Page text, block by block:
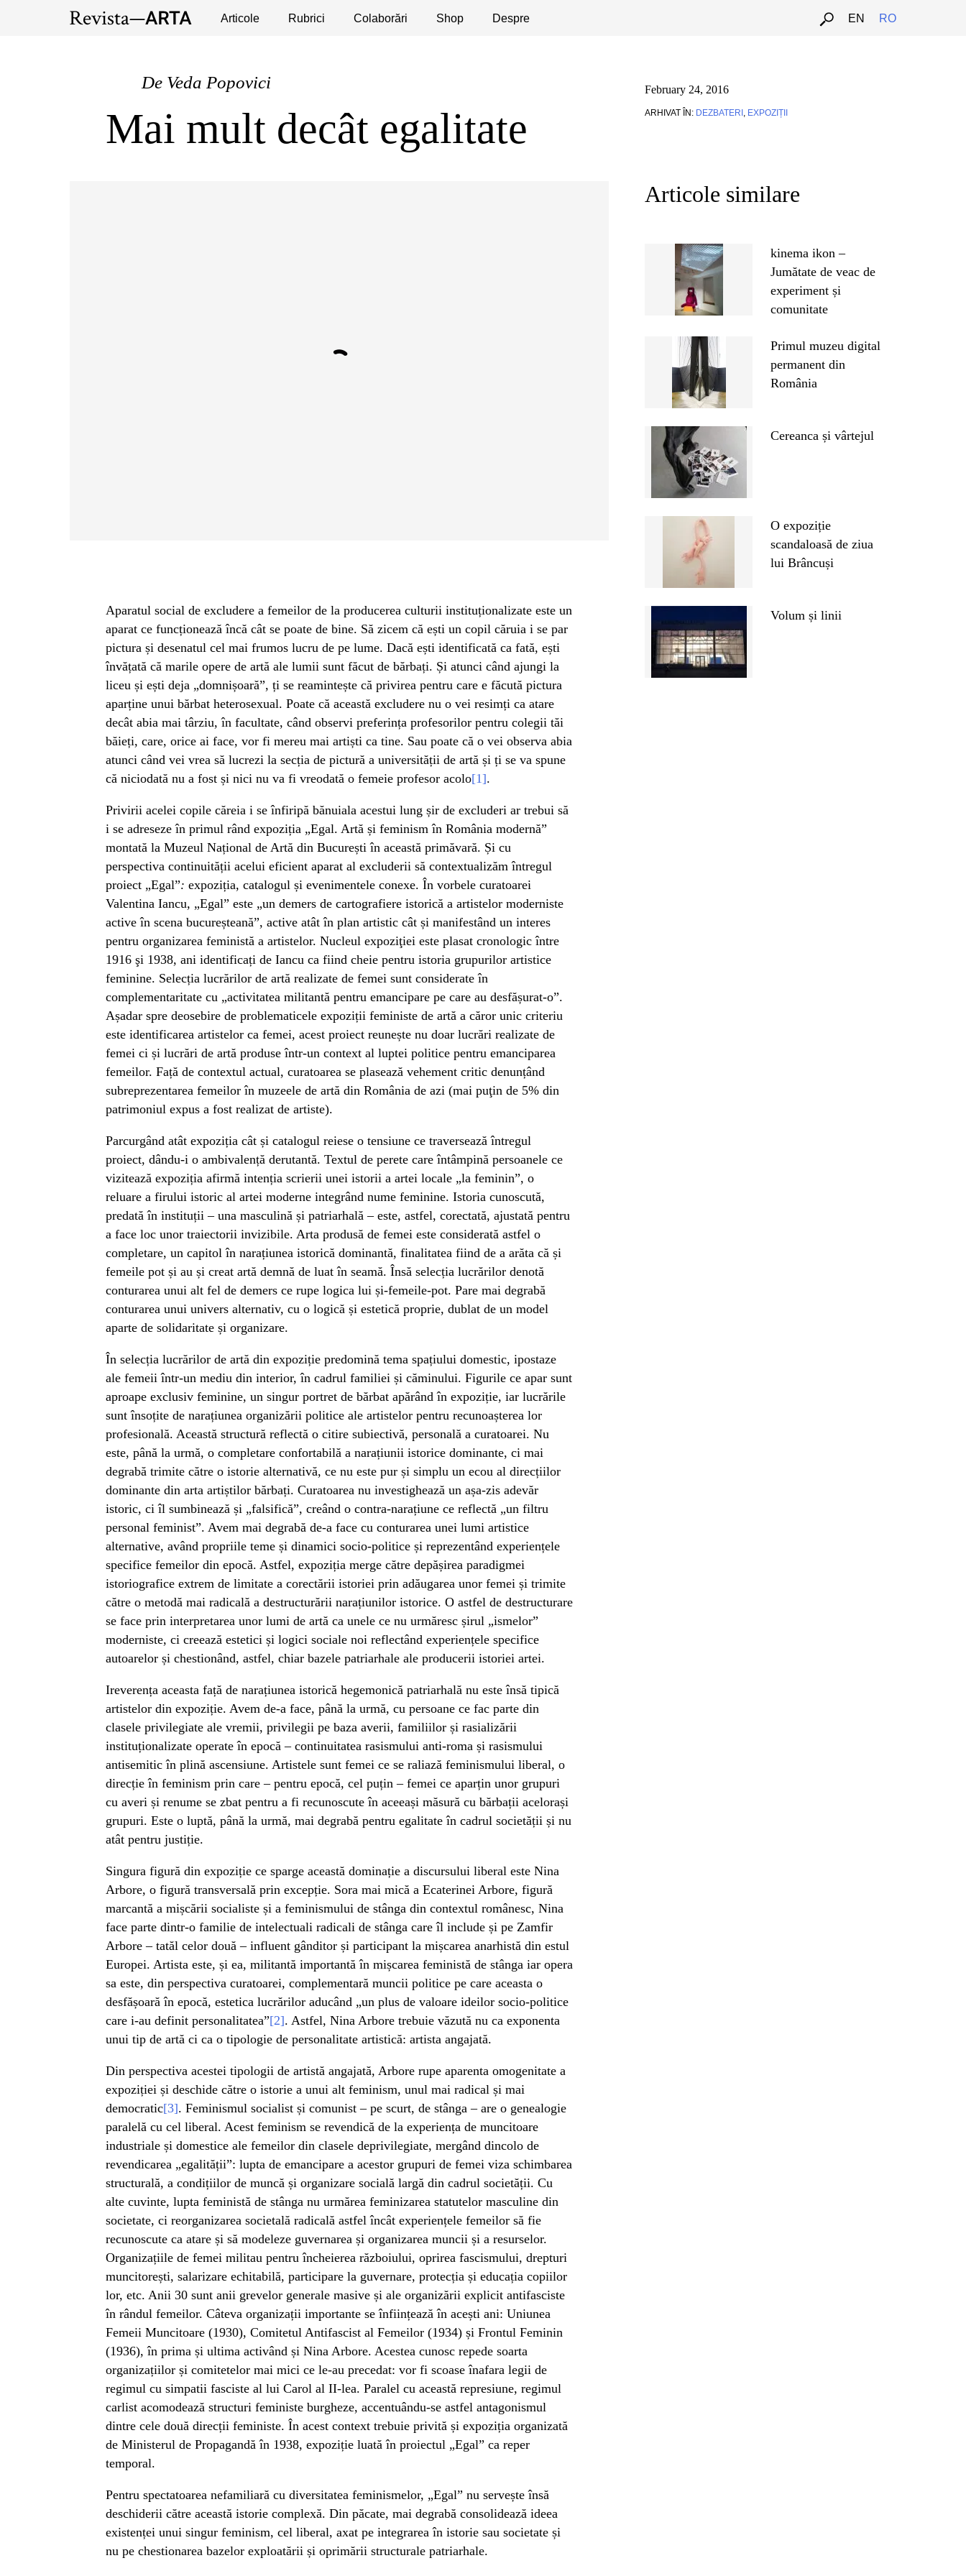
Articole Rubrici Colaborări Shop Despre EN RO
Expoziții Evenimente Interviuri Publicaţii Dezbateri Apeluri
De Veda Popovici
Mai mult decât egalitate
February 24, 2016
ARHIVAT ÎN: DEZBATERI , EXPOZIȚII
Aparatul social de excludere a femeilor de la producerea culturii instituționalizate este un
aparat ce funcționează încă cât se poate de bine. Să zicem că ești un copil căruia i se par
pictura și desenatul cel mai frumos lucru de pe lume. Dacă ești identificată ca fată, ești
învățată că marile opere de artă ale lumii sunt făcut de bărbați. Și atunci când ajungi la
liceu și ești deja „domnișoară”, ți se reamintește că privirea pentru care e făcută pictura
aparține unui bărbat heterosexual. Poate că această excludere nu o vei resimți ca atare
decât abia mai târziu, în facultate, când observi preferința profesorilor pentru colegii tăi
băieți, care, orice ai face, vor fi mereu mai artiști ca tine. Sau poate că o vei observa abia
atunci când vei vrea să lucrezi la secția de pictură a universității de artă și ți se va spune
că niciodată nu a fost și nici nu va fi vreodată o femeie profesor acolo[1].
Privirii acelei copile căreia i se înfiripă bănuiala acestui lung șir de excluderi ar trebui să
i se adreseze în primul rând expoziția „Egal. Artă și feminism în România modernă”
montată la Muzeul Național de Artă din București în această primăvară. Și cu
perspectiva continuității acelui eficient aparat al excluderii să contextualizăm întregul
proiect „Egal”: expoziția, catalogul și evenimentele conexe. În vorbele curatoarei
Valentina Iancu, „Egal” este „un demers de cartografiere istorică a artistelor moderniste
active în scena bucureșteană”, active atât în plan artistic cât și manifestând un interes
pentru organizarea feministă a artistelor. Nucleul expoziţiei este plasat cronologic între
1916 şi 1938, ani identificați de Iancu ca fiind cheie pentru istoria grupurilor artistice
feminine. Selecția lucrărilor de artă realizate de femei sunt considerate în
complementaritate cu „activitatea militantă pentru emancipare pe care au desfășurat-o”.
Așadar spre deosebire de problematicele expoziții feministe de artă a căror unic criteriu
este identificarea artistelor ca femei, acest proiect reunește nu doar lucrări realizate de
femei ci și lucrări de artă produse într-un context al luptei politice pentru emanciparea
femeilor. Față de contextul actual, curatoarea se plasează vehement critic denunțând
subreprezentarea femeilor în muzeele de artă din România de azi (mai puţin de 5% din
patrimoniul expus a fost realizat de artiste).
Parcurgând atât expoziția cât și catalogul reiese o tensiune ce traversează întregul
proiect, dându-i o ambivalență derutantă. Textul de perete care întâmpină persoanele ce
vizitează expoziția afirmă intenția scrierii unei istorii a artei locale „la feminin”, o
reluare a firului istoric al artei moderne integrând nume feminine. Istoria cunoscută,
predată în instituții – una masculină și patriarhală – este, astfel, corectată, ajustată pentru
a face loc unor traiectorii invizibile. Arta produsă de femei este considerată astfel o
completare, un capitol în narațiunea istorică dominantă, finalitatea fiind de a arăta că și
femeile pot și au și creat artă demnă de luat în seamă. Însă selecția lucrărilor denotă
conturarea unui alt fel de demers ce rupe logica lui și-femeile-pot. Pare mai degrabă
conturarea unui univers alternativ, cu o logică și estetică proprie, dublat de un model
aparte de solidaritate și organizare.
În selecția lucrărilor de artă din expoziție predomină tema spațiului domestic, ipostaze
ale femeii într-un mediu din interior, în cadrul familiei și căminului. Figurile ce apar sunt
aproape exclusiv feminine, un singur portret de bărbat apărând în expoziție, iar lucrările
sunt însoțite de narațiunea organizării politice ale artistelor pentru recunoașterea lor
profesională. Această structură reflectă o citire subiectivă, personală a curatoarei. Nu
este, până la urmă, o completare confortabilă a narațiunii istorice dominante, ci mai
degrabă trimite către o istorie alternativă, ce nu este pur și simplu un ecou al direcțiilor
dominante din arta artiștilor bărbați. Curatoarea nu investighează un așa-zis adevăr
istoric, ci îl sumbinează și „falsifică”, creând o contra-narațiune ce reflectă „un filtru
personal feminist”. Avem mai degrabă de-a face cu conturarea unei lumi artistice
alternative, având propriile teme și dinamici socio-politice și reprezentând experiențele
specifice femeilor din epocă. Astfel, expoziția merge către depășirea paradigmei
istoriografice extrem de limitate a corectării istoriei prin adăugarea unor femei și trimite
către o metodă mai radicală a destructurării narațiunilor istorice. O astfel de destructurare
se face prin interpretarea unor lumi de artă ca unele ce nu urmăresc șirul „ismelor”
moderniste, ci creează estetici și logici sociale noi reflectând experiențele specifice
autoarelor și chestionând, astfel, chiar bazele patriarhale ale producerii istoriei artei.
Ireverența aceasta față de narațiunea istorică hegemonică patriarhală nu este însă tipică
artistelor din expoziție. Avem de-a face, până la urmă, cu persoane ce fac parte din
clasele privilegiate ale vremii, privilegii pe baza averii, familiilor și rasializării
instituționalizate operate în epocă – continuitatea rasismului anti-roma și rasismului
antisemitic în plină ascensiune. Artistele sunt femei ce se raliază feminismului liberal, o
direcție în feminism prin care – pentru epocă, cel puțin – femei ce aparțin unor grupuri
cu averi și renume se zbat pentru a fi recunoscute în aceeași măsură cu bărbații acelorași
grupuri. Este o luptă, până la urmă, mai degrabă pentru egalitate în cadrul societății și nu
atât pentru justiție.
Singura figură din expoziție ce sparge această dominație a discursului liberal este Nina
Arbore, o figură transversală prin excepție. Sora mai mică a Ecaterinei Arbore, figură
marcantă a mișcării socialiste și a feminismului de stânga din contextul românesc, Nina
face parte dintr-o familie de intelectuali radicali de stânga care îl include și pe Zamfir
Arbore – tatăl celor două – influent gânditor și participant la mișcarea anarhistă din estul
Europei. Artista este, și ea, militantă importantă în mișcarea feministă de stânga iar opera
sa este, din perspectiva curatoarei, complementară muncii politice pe care aceasta o
desfășoară în epocă, estetica lucrărilor aducând „un plus de valoare ideilor socio-politice
care i-au definit personalitatea”[2]. Astfel, Nina Arbore trebuie văzută nu ca exponenta
unui tip de artă ci ca o tipologie de personalitate artistică: artista angajată.
Din perspectiva acestei tipologii de artistă angajată, Arbore rupe aparenta omogenitate a
expoziției și deschide către o istorie a unui alt feminism, unul mai radical și mai
democratic[3]. Feminismul socialist și comunist – pe scurt, de stânga – are o genealogie
paralelă cu cel liberal. Acest feminism se revendică de la experiența de muncitoare
industriale și domestice ale femeilor din clasele deprivilegiate, mergând dincolo de
revendicarea „egalității”: lupta de emancipare a acestor grupuri de femei viza schimbarea
structurală, a condițiilor de muncă și organizare socială largă din cadrul societății. Cu
alte cuvinte, lupta feministă de stânga nu urmărea feminizarea statutelor masculine din
societate, ci reorganizarea societală radicală astfel încât experiențele femeilor să fie
recunoscute ca atare și să modeleze guvernarea și organizarea muncii și a resurselor.
Organizațiile de femei militau pentru încheierea războiului, oprirea fascismului, drepturi
muncitorești, salarizare echitabilă, participare la guvernare, protecția și educația copiilor
lor, etc. Anii 30 sunt anii grevelor generale masive și ale organizării explicit antifasciste
în rândul femeilor. Câteva organizații importante se înființează în acești ani: Uniunea
Femeii Muncitoare (1930), Comitetul Antifascist al Femeilor (1934) și Frontul Feminin
(1936), în prima și ultima activând și Nina Arbore. Acestea cunosc repede soarta
organizațiilor și comitetelor mai mici ce le-au precedat: vor fi scoase înafara legii de
regimul cu simpatii fasciste al lui Carol al II-lea. Paralel cu această represiune, regimul
carlist acomodează structuri feministe burgheze, accentuându-se astfel antagonismul
dintre cele două direcții feministe. În acest context trebuie privită și expoziția organizată
de Ministerul de Propagandă în 1938, expoziție luată în proiectul „Egal” ca reper
temporal.
Pentru spectatoarea nefamiliară cu diversitatea feminismelor, „Egal” nu servește însă
deschiderii către această istorie complexă. Din păcate, mai degrabă consolidează ideea
existenței unui singur feminism, cel liberal, axat pe integrarea în istorie sau societate și
nu pe chestionarea bazelor exploatării și oprimării structurale patriarhale.
Articole similare
kinema ikon –
Jumătate de veac de
experiment și
comunitate
Primul muzeu digital
permanent din
România
Cereanca și vârtejul
O expoziție
scandaloasă de ziua
lui Brâncuși
Volum și linii